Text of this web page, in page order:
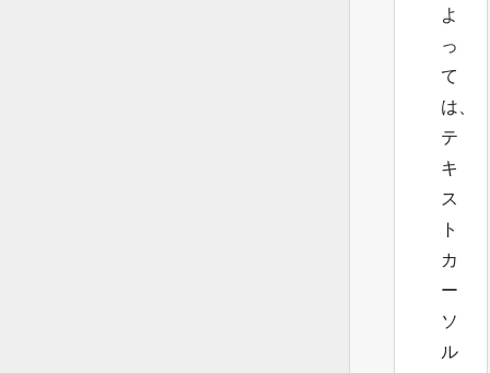
よ
っ
て
は、
テ
キ
ス
ト
カ
ー
ソ
ル